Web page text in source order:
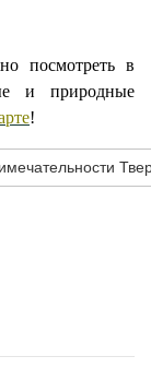
посмотреть в
и природные
!